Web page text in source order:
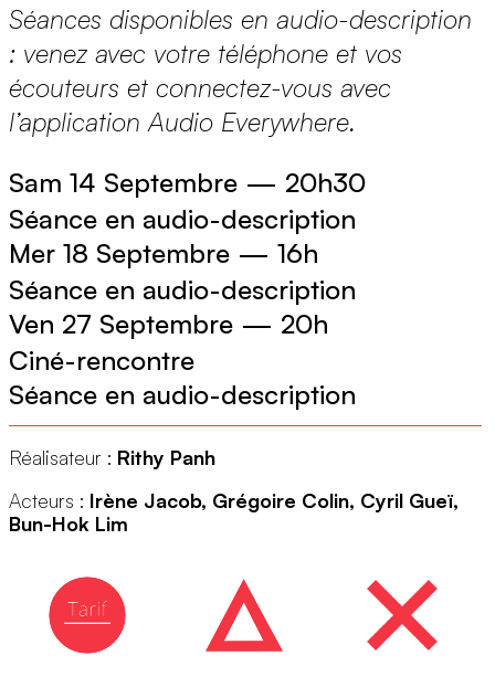
Séances disponibles en audio-description
: venez avec votre téléphone et vos
écouteurs et connectez-vous avec
l’application Audio Everywhere.
Sam 14 Septembre — 20h30
Séance en audio-description
Mer 18 Septembre — 16h
Séance en audio-description
Ven 27 Septembre — 20h
Ciné-rencontre
Séance en audio-description
Réalisateur : Rithy Panh
Acteurs : Irène Jacob, Grégoire Colin, Cyril Gueï,
Bun-Hok Lim